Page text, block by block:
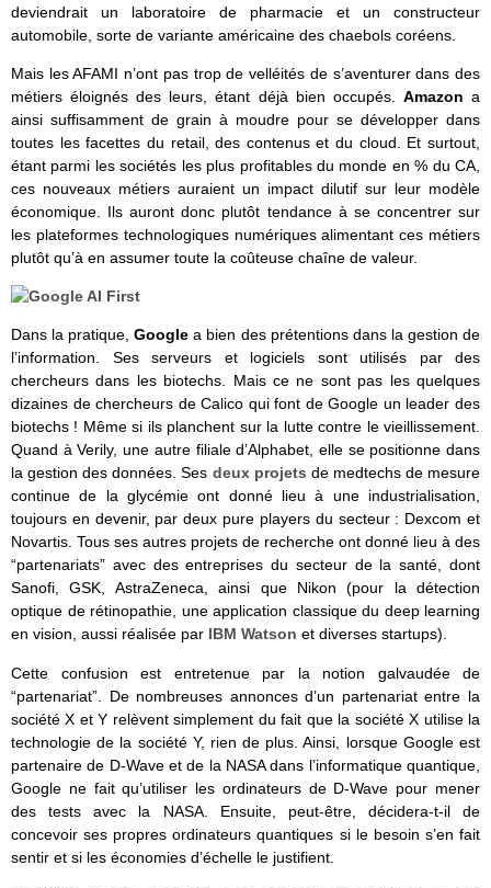
deviendrait un laboratoire de pharmacie et un constructeur
automobile, sorte de variante américaine des chaebols coréens.
Mais les AFAMI n’ont pas trop de velléités de s’aventurer dans des
métiers éloignés des leurs, étant déjà bien occupés. Amazon a
ainsi suffisamment de grain à moudre pour se développer dans
toutes les facettes du retail, des contenus et du cloud. Et surtout,
étant parmi les sociétés les plus profitables du monde en % du CA,
ces nouveaux métiers auraient un impact dilutif sur leur modèle
économique. Ils auront donc plutôt tendance à se concentrer sur
les plateformes technologiques numériques alimentant ces métiers
plutôt qu’à en assumer toute la coûteuse chaîne de valeur.
Dans la pratique,Google a bien des prétentions dans la gestion de
l’information. Ses serveurs et logiciels sont utilisés par des
chercheurs dans les biotechs. Mais ce ne sont pas les quelques
dizaines de chercheurs de Calico qui font de Google un leader des
biotechs ! Même si ils planchent sur la lutte contre le vieillissement.
Quand à Verily, une autre filiale d’Alphabet, elle se positionne dans
la gestion des données. Ses deux projets de medtechs de mesure
continue de la glycémie ont donné lieu à une industrialisation,
toujours en devenir, par deux pure players du secteur : Dexcom et
Novartis. Tous ses autres projets de recherche ont donné lieu à des
“partenariats” avec des entreprises du secteur de la santé, dont
Sanofi, GSK, AstraZeneca, ainsi que Nikon (pour la détection
optique de rétinopathie, une application classique du deep learning
en vision, aussi réalisée par IBM Watson et diverses startups).
Cette confusion est entretenue par la notion galvaudée de
“partenariat”. De nombreuses annonces d’un partenariat entre la
société X et Y relèvent simplement du fait que la société X utilise la
technologie de la société Y, rien de plus. Ainsi, lorsque Google est
partenaire de D-Wave et de la NASA dans l’informatique quantique,
Google ne fait qu’utiliser les ordinateurs de D-Wave pour mener
des tests avec la NASA. Ensuite, peut-être, décidera-t-il de
concevoir ses propres ordinateurs quantiques si le besoin s’en fait
sentir et si les économies d’échelle le justifient.